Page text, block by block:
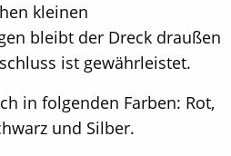
kleinen
bleibt der Dreck draußen
ist gewährleistet.
in folgenden Farben: Rot,
und Silber.